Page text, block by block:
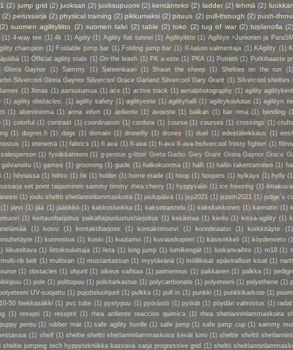
(2) jump grid (2) juoksari (2) juoksupuomi (2) kentänteko (2) ladder (2) lehmä (2)
(2) perussarja (2) physical training (2) pikkumaksi (2) pituus (2) pull-through (2) push-
(2) suomen agilityliitto (2) suomen talvi (2) table (2) toko (2) tug of war (2) tuplanolla (2)
(1) 4-way tee (1) 4k (1) Agiity (1) Agility flat tunnel (1) Agilityliitto (1) Agilityn >Juniorien ja
champion (1) Foldable jump bar (1) Folding jump bar (1) II-tason valmentaja (1) KAgility (1)
(1) Official agility trials (1) On the leash (1) PK a-este (1) PKA (1) Potretti (1) Putkihaaste
Gloria Gaynor (1) Sammy. (1) Sateenkaari (1) Shaun the sheep (1) Shelties on the run (1)
Silvercool Gloria Gaynor Silvercool Grace Garland Silvercool Gary Grant (1) Silvercool shelties
(1) Xmas (1) aamusumua (1) ace (1) active track (1) aerialphotography (1) agility
(1) agility obstacles. (1) agility safety (1) agilityeste (1) agilityhalli (1) agilitykoulutus (1) agilityn
(1) alumiinirima (1) anna eifert (1) ardiente (1) avoeste (1) balkan (1) bar rima (1) bending
(1) colorful (1) contrast (1) coordination (1) cordura (1) course (1) courses (1) crossings (1) crufts
(1) dognet.fi (1) dogs (1) domain (1) dronefly (1) drones (1) duel (1) edestäleikkaus (1)
(1) etenemä (1) fabrics (1) fi ava (1) fi-ava (1) fi-ava fi-ava-hsilvercool frosty fighter (1)
(1) fysiikkatreeni (1) g-pentue g-litter Greta Garbo Gary Grant Gloria Gaynor Grace
galvanoitu (1) games (1) grooming (1) guide (1) halkokuorma (1) halli (1) hallin rakentaminen (1)
(1) hihnassa (1) hiihto (1) hk (1) holder (1) home made (1) hoop (1) hoopers (1) hylkäys (1) hylly
set point taipuminen sammy timmy rhea cherry (1) hyppyvalio (1) ice freezing (1)
(1) joulu sheltti shetlanninlammaskoira (1) joulupäivä (1) jsp2021 (1) jspsm2021 (1) judge´s
(1) järvi (1) jää (1) jäätikkö (1) kakkosluokka (1) kaksintaistelu (1) kakskakkonen (1) kannatin (1)
(1) kertausharjoitus paikallispuolustusharjoitus (1) kesämaa (1) kierto (1) kissa-agility (1)
(1) koivu (1) kontaktiharjoite (1) kontaktimuovi (1) koordinaatio (1) korkkitäyte (1)
(1) kunnostus (1) kuski (1) kuutamo (1) kuvauskopteri (1) käsisirkkeli (1) köydenveto
liikuteltava (1) liittokouluttaja (1) lista (1) long jump (1) lumikengät (1) luokanvaihto (1) m18 (1)
multi-rib belt (1) multivan (1) mustantassun (1) myytävänä (1) möllikisat epäviralliset kisat (1)
(1) obstacles (1) ohjurit (1) oikeus vaihtaa (1) paimennus (1) pakkanen (1) palkka (1)
(1) pole (1) polttopuu (1) polvitarkastus (1) polycarrbonate (1) polyeteeni (1) polyethene (1)
UV-suojattu (1) pujotteluohjurit (1) pulkka (1) pull in (1) punkki (1) punkkikarkote (1)
50 hiekkasäkki (1) pvc tube (1) pystypuu (1) pyörästö (1) pyörät (1) pöydän valmistus (1) radat
(1) resepti (1) reseptit (1) rhea ardiente reaccion quimica (1) rhea shetlanninlammaskoira
pentu (1) rubber mat (1) safe agility hurdle (1) safe jump (1) safe jump cup (1) sammy
(1) shelf (1) sheltie sheltti shetlanninlammaskoira kevät lumi (1) sheltie sheltti
sheltie jumping tech hyppytekniikka kasvava sarja progressive grid (1) sheltti